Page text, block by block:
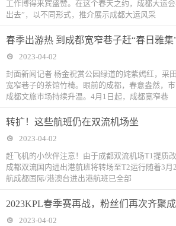
工作博得来宾盛赞。在这个春天之约，成都大运
出去”，以不同形式，推介展示成都大运风采
春季出游热 到成都宽窄巷子赶“春日雅集
2023-04-02
封面新闻记者 杨金祝赏公园绿道的姹紫嫣红，采
宽窄巷子的茶馆竹椅。眼前的成都，春意盎然，市
成都文旅市场持续升温。4月1日起，成都宽窄巷
转扩！这些航班仍在双流机场坐
2023-04-02
赶飞机的小伙伴注意！由于成都双流机场T1提质
成都双流国内进出港航班将转场至T2运行随着3月
航成都国际/港澳台进出港航班已全部
2023KPL春季赛再战，粉丝们再次齐聚
2023-04-02